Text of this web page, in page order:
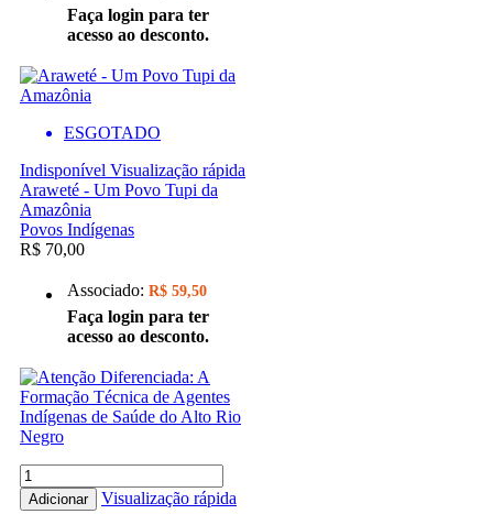
Faça login para ter
acesso ao desconto.
ESGOTADO
Indisponível Visualização rápida
Araweté - Um Povo Tupi da
Amazônia
Povos Indígenas
R$ 70,00
Associado: R$ 59,50
Faça login para ter
acesso ao desconto.
Adicionar
Visualização rápida